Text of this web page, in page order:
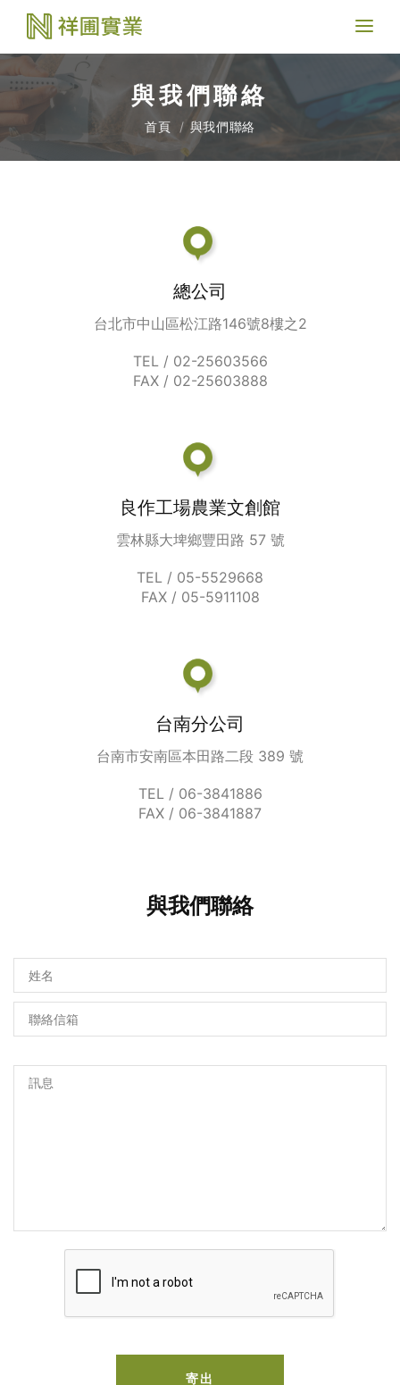
與我們聯絡
首頁 與我們聯絡
總公司
台北市中山區松江路146號8樓之2
TEL / 02-25603566
FAX / 02-25603888
良作工場農業文創館
雲林縣大埤鄉豐田路 57 號
TEL / 05-5529668
FAX / 05-5911108
台南分公司
台南市安南區本田路二段 389 號
TEL / 06-3841886
FAX / 06-3841887
與我們聯絡